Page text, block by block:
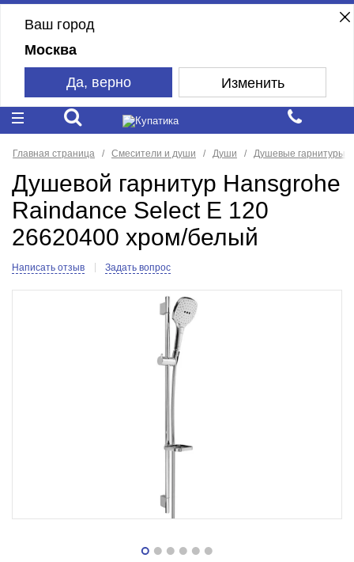
Ваш город
Москва
Да, верно Изменить
Главная страница Смесители и души Души Душевые гарнитуры
Душевой гарнитур Hansgrohe
Raindance Select E 120
26620400 хром/белый
Написать отзыв Задать вопрос